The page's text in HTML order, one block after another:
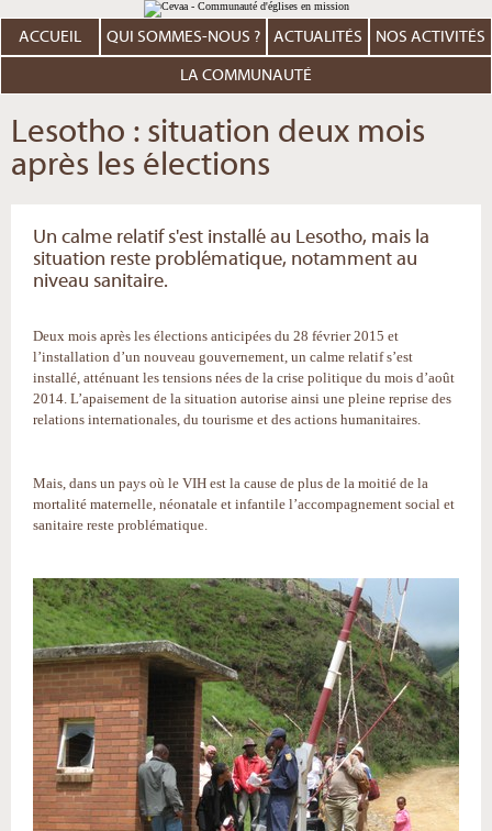
au
contenu.
Aller
personnels
ACCUEIL QUI SOMMES-NOUS ? ACTUALITÉS NOS ACTIVITÉS
LA COMMUNAUTÉ
Lesotho : situation deux mois
après les élections
Un calme relatif s'est installé au Lesotho, mais la
situation reste problématique, notamment au
niveau sanitaire.
Deux mois après les élections anticipées du 28 février 2015 et
l’installation d’un nouveau gouvernement, un calme relatif s’est
installé, atténuant les tensions nées de la crise politique du mois d’août
2014. L’apaisement de la situation autorise ainsi une pleine reprise des
relations internationales, du tourisme et des actions humanitaires.
Mais, dans un pays où le VIH est la cause de plus de la moitié de la
mortalité maternelle, néonatale et infantile l’accompagnement social et
sanitaire reste problématique.